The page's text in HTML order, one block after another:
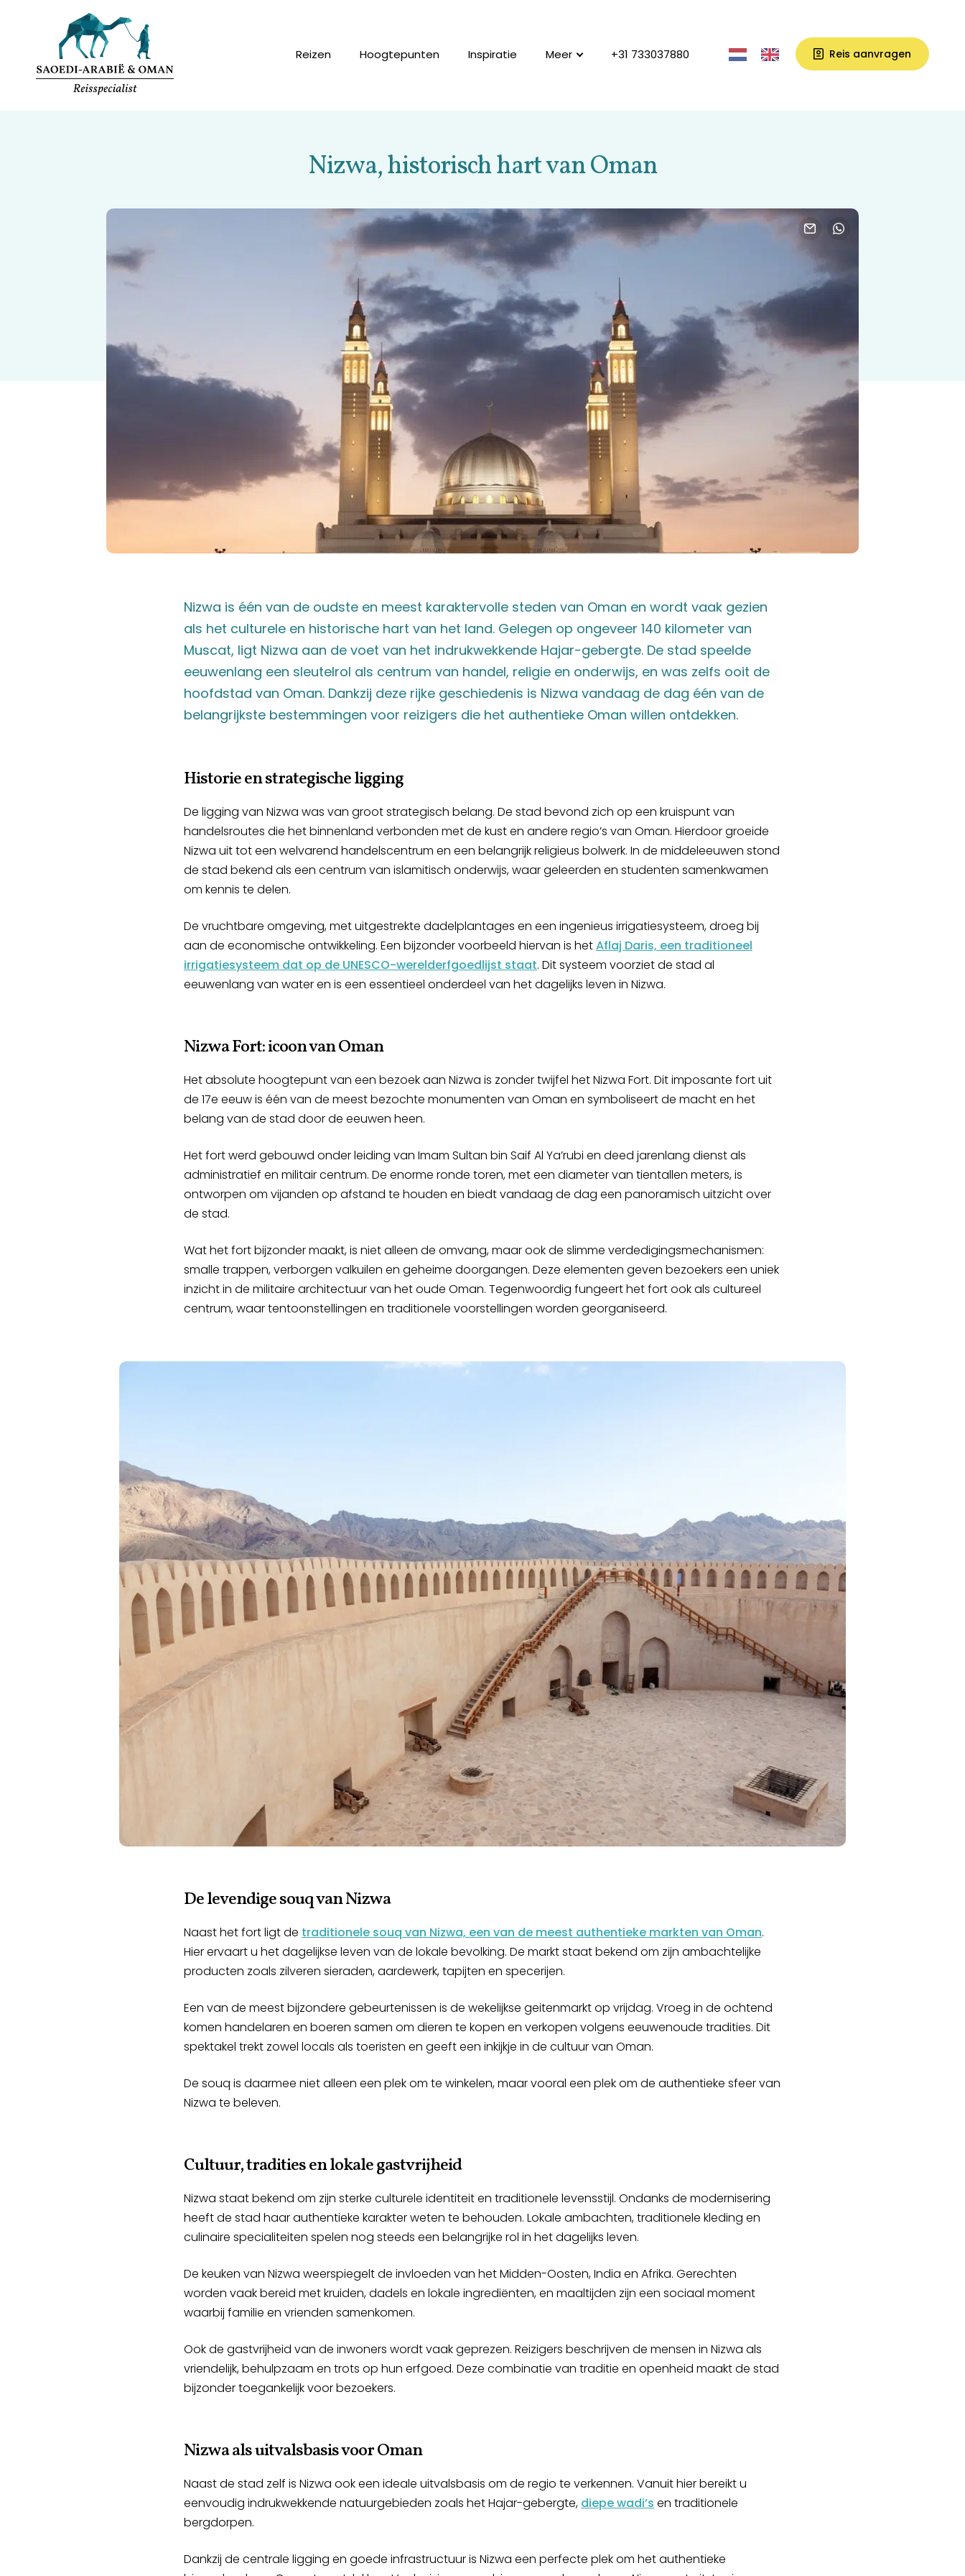
Reizen Hoogtepunten Inspiratie Meer +31 733037880 Reis aanvragen
Nizwa, historisch hart van Oman
Nizwa is één van de oudste en meest karaktervolle steden van Oman en wordt vaak gezien
als het culturele en historische hart van het land. Gelegen op ongeveer 140 kilometer van
Muscat, ligt Nizwa aan de voet van het indrukwekkende Hajar-gebergte. De stad speelde
eeuwenlang een sleutelrol als centrum van handel, religie en onderwijs, en was zelfs ooit de
hoofdstad van Oman. Dankzij deze rijke geschiedenis is Nizwa vandaag de dag één van de
belangrijkste bestemmingen voor reizigers die het authentieke Oman willen ontdekken.
Historie en strategische ligging
De ligging van Nizwa was van groot strategisch belang. De stad bevond zich op een kruispunt van
handelsroutes die het binnenland verbonden met de kust en andere regio’s van Oman. Hierdoor groeide
Nizwa uit tot een welvarend handelscentrum en een belangrijk religieus bolwerk. In de middeleeuwen stond
de stad bekend als een centrum van islamitisch onderwijs, waar geleerden en studenten samenkwamen
om kennis te delen.
De vruchtbare omgeving, met uitgestrekte dadelplantages en een ingenieus irrigatiesysteem, droeg bij
aan de economische ontwikkeling. Een bijzonder voorbeeld hiervan is hetAflaj Daris, een traditioneel
irrigatiesysteem dat op de UNESCO-werelderfgoedlijst staat. Dit systeem voorziet de stad al
eeuwenlang van water en is een essentieel onderdeel van het dagelijks leven in Nizwa.
Nizwa Fort: icoon van Oman
Het absolute hoogtepunt van een bezoek aan Nizwa is zonder twijfel het Nizwa Fort. Dit imposante fort uit
de 17e eeuw is één van de meest bezochte monumenten van Oman en symboliseert de macht en het
belang van de stad door de eeuwen heen.
Het fort werd gebouwd onder leiding van Imam Sultan bin Saif Al Ya’rubi en deed jarenlang dienst als
administratief en militair centrum. De enorme ronde toren, met een diameter van tientallen meters, is
ontworpen om vijanden op afstand te houden en biedt vandaag de dag een panoramisch uitzicht over
de stad.
Wat het fort bijzonder maakt, is niet alleen de omvang, maar ook de slimme verdedigingsmechanismen:
smalle trappen, verborgen valkuilen en geheime doorgangen. Deze elementen geven bezoekers een uniek
inzicht in de militaire architectuur van het oude Oman. Tegenwoordig fungeert het fort ook als cultureel
centrum, waar tentoonstellingen en traditionele voorstellingen worden georganiseerd.
De levendige souq van Nizwa
Naast het fort ligt de traditionele souq van Nizwa, een van de meest authentieke markten van Oman.
Hier ervaart u het dagelijkse leven van de lokale bevolking. De markt staat bekend om zijn ambachtelijke
producten zoals zilveren sieraden, aardewerk, tapijten en specerijen.
Een van de meest bijzondere gebeurtenissen is de wekelijkse geitenmarkt op vrijdag. Vroeg in de ochtend
komen handelaren en boeren samen om dieren te kopen en verkopen volgens eeuwenoude tradities. Dit
spektakel trekt zowel locals als toeristen en geeft een inkijkje in de cultuur van Oman.
De souq is daarmee niet alleen een plek om te winkelen, maar vooral een plek om de authentieke sfeer van
Nizwa te beleven.
Cultuur, tradities en lokale gastvrijheid
Nizwa staat bekend om zijn sterke culturele identiteit en traditionele levensstijl. Ondanks de modernisering
heeft de stad haar authentieke karakter weten te behouden. Lokale ambachten, traditionele kleding en
culinaire specialiteiten spelen nog steeds een belangrijke rol in het dagelijks leven.
De keuken van Nizwa weerspiegelt de invloeden van het Midden-Oosten, India en Afrika. Gerechten
worden vaak bereid met kruiden, dadels en lokale ingrediënten, en maaltijden zijn een sociaal moment
waarbij familie en vrienden samenkomen.
Ook de gastvrijheid van de inwoners wordt vaak geprezen. Reizigers beschrijven de mensen in Nizwa als
vriendelijk, behulpzaam en trots op hun erfgoed. Deze combinatie van traditie en openheid maakt de stad
bijzonder toegankelijk voor bezoekers.
Nizwa als uitvalsbasis voor Oman
Naast de stad zelf is Nizwa ook een ideale uitvalsbasis om de regio te verkennen. Vanuit hier bereikt u
eenvoudig indrukwekkende natuurgebieden zoals het Hajar-gebergte, diepe wadi’s en traditionele
bergdorpen.
Dankzij de centrale ligging en goede infrastructuur is Nizwa een perfecte plek om het authentieke